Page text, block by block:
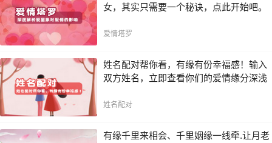
女，其实只需要一个秘诀，点此开始吧。
爱情塔罗
姓名配对帮你看，有缘有份幸福感！输入
双方姓名，立即查看你们的爱情缘分深浅
姓名配对
有缘千里来相会、千里姻缘一线牵.让月老